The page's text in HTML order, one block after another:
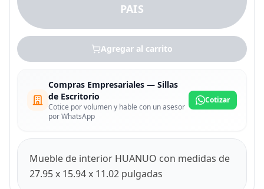
PAIS
Agregar al carrito
Compras Empresariales — Sillas
de Escritorio
Cotice por volumen y hable con un asesor
por WhatsApp
Cotizar
Mueble de interior HUANUO con medidas de
27.95 x 15.94 x 11.02 pulgadas